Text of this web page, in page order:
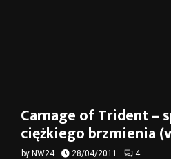
Carnage of Trident –
ciężkiego brzmienia
by NW24 28/04/2011 4